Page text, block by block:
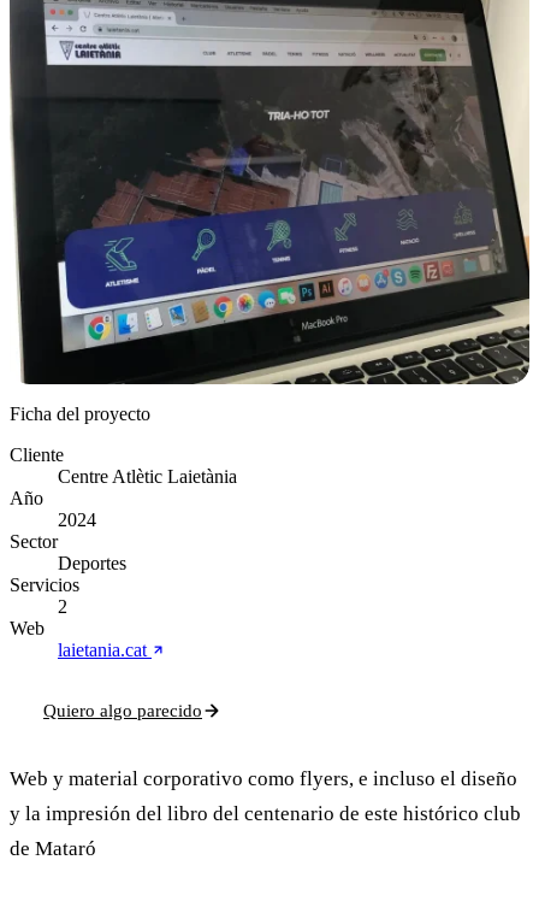
Ficha del proyecto
Cliente
Centre Atlètic Laietània
Año
2024
Sector
Deportes
Servicios
2
Web
laietania.cat
Quiero algo parecido
Web y material corporativo como flyers, e incluso el diseño
y la impresión del libro del centenario de este histórico club
de Mataró